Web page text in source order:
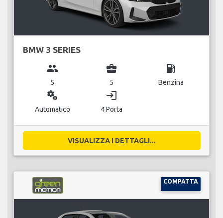
BMW 3 SERIES
group
5
business_center
5
local_gas_station
Benzina
miscellaneous_services
Automatico
login
4 Porta
VISUALIZZA I DETTAGLI...
COMPATTA